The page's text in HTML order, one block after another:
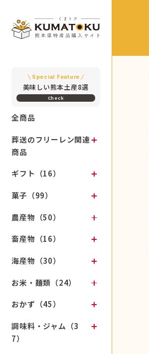
Special Feature
美味しい熊本土産8選
全商品
葬送のフリーレン関連
商品
ギフト（16）
菓子（99）
農産物（50）
畜産物（16）
海産物（30）
お米・麺類（24）
おかず（45）
調味料・ジャム（3
7）